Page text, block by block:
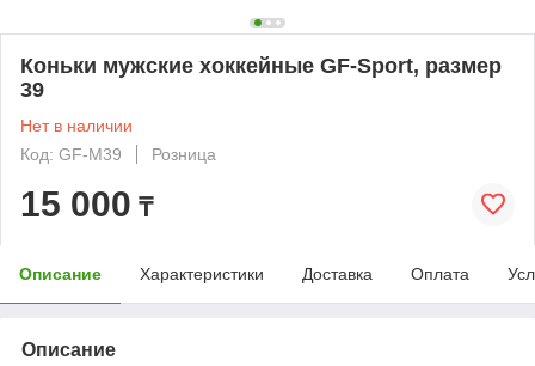
Коньки мужские хоккейные GF-Sport, размер
39
Нет в наличии
Код: GF-M39
Розница
15 000 ₸
Описание Характеристики Доставка Оплата
Описание